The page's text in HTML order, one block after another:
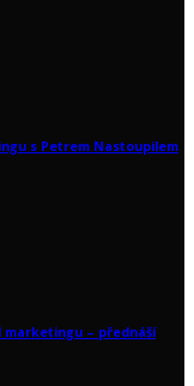
s Petrem Nastoupilem
– přednáší